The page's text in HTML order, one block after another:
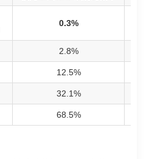
0.3%
2.8%
12.5%
32.1%
68.5%